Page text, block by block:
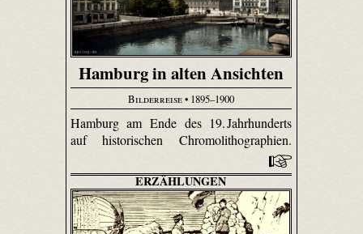
Hamburg in alten Ansichten
Bilderreise• 1895–1900
Hamburg am Ende des 19. Jahrhunderts
auf historischen Chromolithographien.
ERZÄHLUNGEN